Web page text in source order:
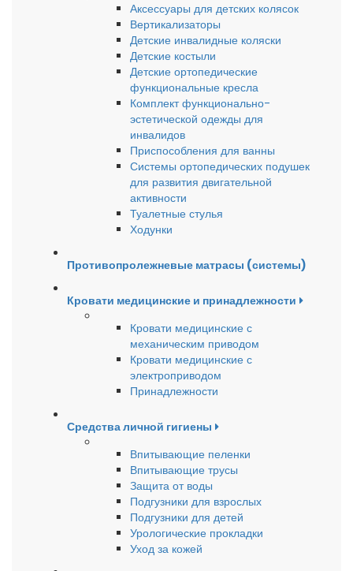
Аксессуары для детских колясок
Вертикализаторы
Детские инвалидные коляски
Детские костыли
Детские ортопедические
функциональные кресла
Комплект функционально-
эстетической одежды для
инвалидов
Приспособления для ванны
Системы ортопедических подушек
для развития двигательной
активности
Туалетные стулья
Ходунки
Противопролежневые матрасы (системы)
Кровати медицинские и принадлежности
Кровати медицинские с
механическим приводом
Кровати медицинские с
электроприводом
Принадлежности
Средства личной гигиены
Впитывающие пеленки
Впитывающие трусы
Защита от воды
Подгузники для взрослых
Подгузники для детей
Урологические прокладки
Уход за кожей